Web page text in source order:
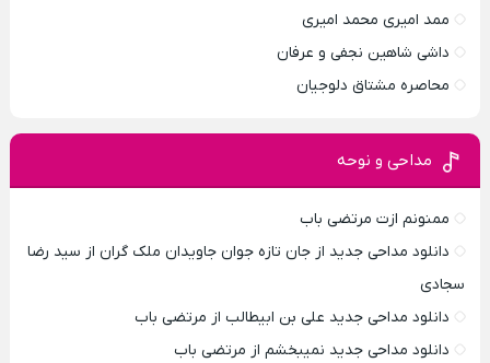
ممد امیری محمد امیری
داشی شاهین نجفی و عرفان
محاصره مشتاق دلوجیان
مداحی و نوحه
ممنونم ازت مرتضی باب
دانلود مداحی جدید از جان تازه جوان جاویدان ملک گران از سید رضا
سجادی
دانلود مداحی جدید علی بن ابیطالب از مرتضی باب
دانلود مداحی جدید نمیبخشم از مرتضی باب